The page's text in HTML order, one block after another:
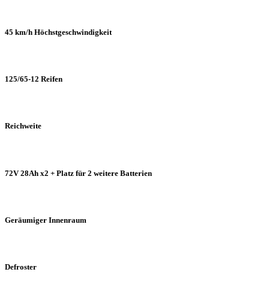
45 km/h Höchstgeschwindigkeit
125/65-12 Reifen
Reichweite
72V 28Ah x2 + Platz für 2 weitere Batterien
Geräumiger Innenraum
Defroster